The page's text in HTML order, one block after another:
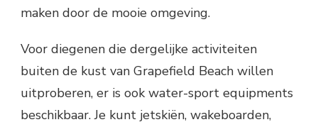
maken door de mooie omgeving.
Voor diegenen die dergelijke activiteiten
buiten de kust van Grapefield Beach willen
uitproberen, er is ook water-sport equipments
beschikbaar. Je kunt jetskiën, wakeboarden,